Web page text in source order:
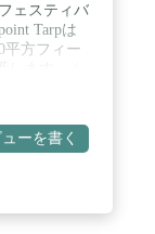
ェスティバ
Tarpは
平方フィー
らない
イポイント
でも食べ
。 / セミ
、テールゲ
ーを書く